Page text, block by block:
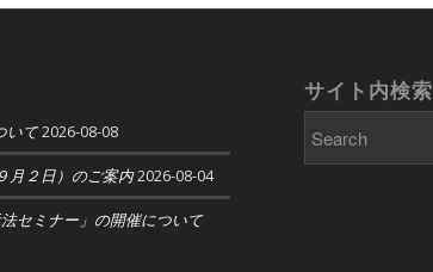
いて2026-08-08
月２日）のご案内2026-08-04
セミナー」の開催について
サイト内検索